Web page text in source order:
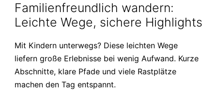
Familienfreundlich wandern:
Leichte Wege, sichere Highlights
Mit Kindern unterwegs? Diese leichten Wege
liefern große Erlebnisse bei wenig Aufwand. Kurze
Abschnitte, klare Pfade und viele Rastplätze
machen den Tag entspannt.